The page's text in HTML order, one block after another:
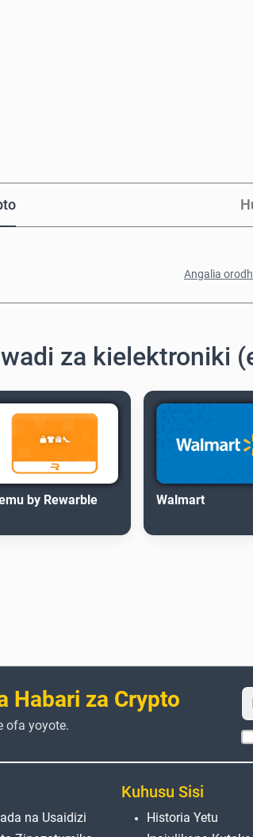
Angalia
za kielektroniki
by Rewarble Walmart
Habari za Crypto
ofa yoyote.
na Usaidizi
Kuhusu Sisi
Historia Yetu